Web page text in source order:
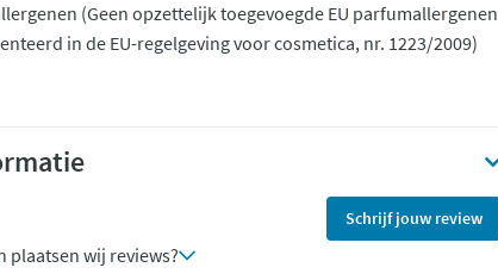
(Geen opzettelijk toegevoegde EU parfumallergenen
in de EU-regelgeving voor cosmetica, nr. 1223/2009)
Schrijf jouw review
plaatsen wij reviews?